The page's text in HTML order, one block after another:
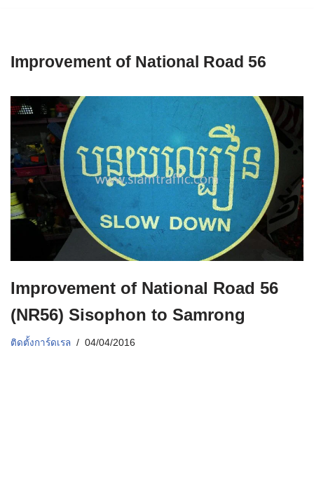
Improvement of National Road 56
Improvement of National Road 56
(NR56) Sisophon to Samrong
ติดตั้งการ์ดเรล 04/04/2016